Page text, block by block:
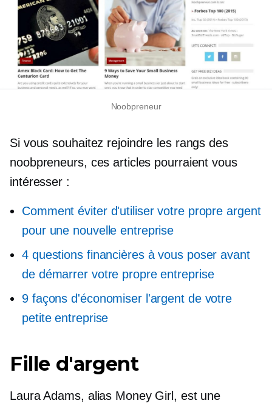
Noobpreneur
Si vous souhaitez rejoindre les rangs des
noobpreneurs, ces articles pourraient vous
intéresser :
Comment éviter d'utiliser votre propre argent
pour une nouvelle entreprise
4 questions financières à vous poser avant
de démarrer votre propre entreprise
9 façons d'économiser l'argent de votre
petite entreprise
Fille d'argent
Laura Adams, alias Money Girl, est une